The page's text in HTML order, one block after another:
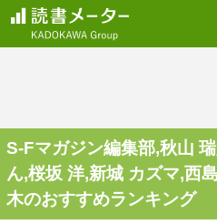
S-Fマガジン編集部,秋山
ん,桜坂 洋,新城 カズマ,西
木のおすすめランキング